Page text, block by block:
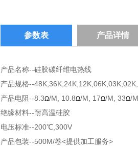
参数表 产品详情
产品名称--硅胶碳纤维电热线
产品规格--
产品电阻--8.3Ω/M, 10.8Ω/M, 17Ω/M, 33Ω/
绝缘材料--耐高温硅胶
电压标准--200℃,300V
产品包装--500M/卷<提供加工服务>